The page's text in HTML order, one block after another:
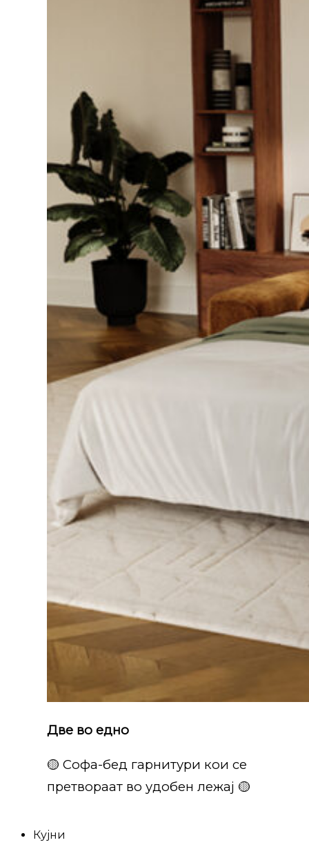
Две во едно
🟡 Софа-бед гарнитури кои се
претвораат во удобен лежај 🟡
Кујни